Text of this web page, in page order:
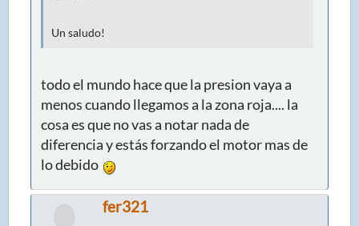
Un saludo!
todo el mundo hace que la presion vaya a
menos cuando llegamos a la zona roja.... la
cosa es que no vas a notar nada de
diferencia y estás forzando el motor mas de
lo debido
fer321